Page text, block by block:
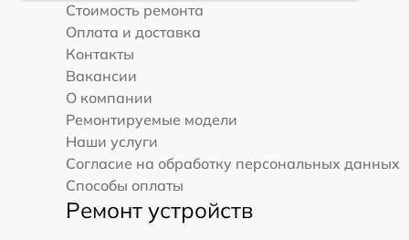
Стоимость ремонта
Оплата и доставка
Контакты
Вакансии
О компании
Ремонтируемые модели
Наши услуги
Согласие на обработку персональных данных
Способы оплаты
Ремонт устройств